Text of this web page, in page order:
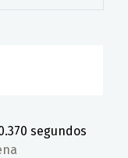
segundos